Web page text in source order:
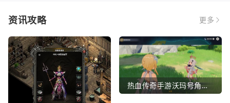
资讯攻略 更多
热血传奇手游沃玛号角（热血传奇沃玛装备隐藏属性）